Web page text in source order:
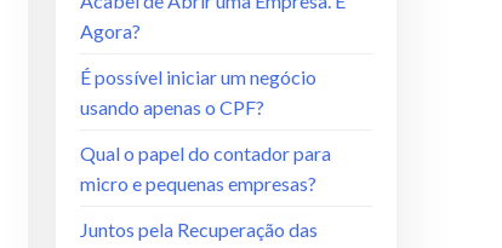
Agora?
É possível iniciar um negócio
usando apenas o CPF?
Qual o papel do contador para
micro e pequenas empresas?
Juntos pela Recuperação das